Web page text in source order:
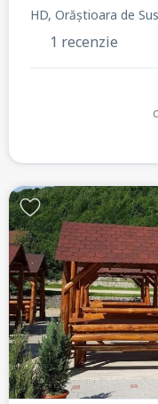
HD, Orăștioara de
1 recenzie